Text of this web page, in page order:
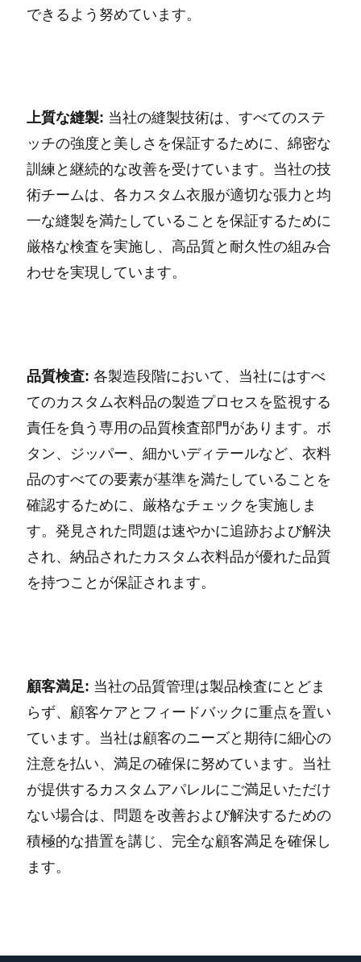
できるよう努めています。
上質な縫製: 当社の縫製技術は、すべてのステ
ッチの強度と美しさを保証するために、綿密な
訓練と継続的な改善を受けています。当社の技
術チームは、各カスタム衣服が適切な張力と均
一な縫製を満たしていることを保証するために
厳格な検査を実施し、高品質と耐久性の組み合
わせを実現しています。
品質検査: 各製造段階において、当社にはすべ
てのカスタム衣料品の製造プロセスを監視する
責任を負う専用の品質検査部門があります。ボ
タン、ジッパー、細かいディテールなど、衣料
品のすべての要素が基準を満たしていることを
確認するために、厳格なチェックを実施しま
す。発見された問題は速やかに追跡および解決
され、納品されたカスタム衣料品が優れた品質
を持つことが保証されます。
顧客満足: 当社の品質管理は製品検査にとどま
らず、顧客ケアとフィードバックに重点を置い
ています。当社は顧客のニーズと期待に細心の
注意を払い、満足の確保に努めています。当社
が提供するカスタムアパレルにご満足いただけ
ない場合は、問題を改善および解決するための
積極的な措置を講じ、完全な顧客満足を確保し
ます。